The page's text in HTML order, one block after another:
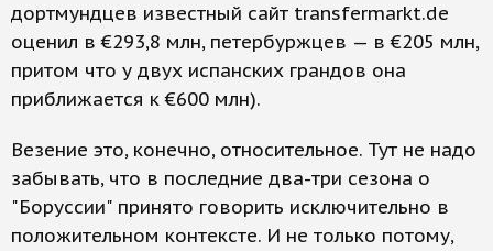
дортмундцев известный сайт transfermarkt.de
оценил в €293,8 млн, петербуржцев — в €205 млн,
притом что у двух испанских грандов она
приближается к €600 млн).
Везение это, конечно, относительное. Тут не надо
забывать, что в последние два-три сезона о
"Боруссии" принято говорить исключительно в
положительном контексте. И не только потому,